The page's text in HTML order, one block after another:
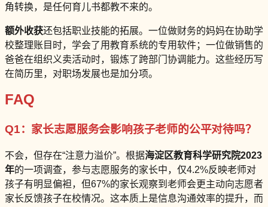
角转换，是任何育儿书都教不来的。
额外收获还包括职业技能的拓展。一位做财务的妈妈在协助学
校整理账目时，学会了用教育系统的专用软件；一位做销售的
爸爸在组织义卖活动时，锻炼了跨部门协调能力。这些经历写
在简历里，对职场发展也是加分项。
FAQ
Q1：家长志愿服务会影响孩子老师的公平对待吗？
不会，但存在“注意力溢价”。根据海淀区教育科学研究院2023
年的一项调查，参与志愿服务的家长中，仅4.2%反映老师对
孩子有明显偏袒，但67%的家长观察到老师会更主动向志愿者
家长反馈孩子在校情况。这本质上是信息沟通效率的提升，而